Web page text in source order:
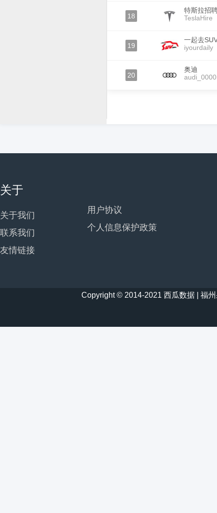
18
特斯拉招
TeslaHire
19
一起去
iyourdaily
20
奥迪
audi_0000
关于
关于我们
联系我们
友情链接
用户协议
个人信息保护政策
Copyright © 2014-2021 西瓜数据 | 福